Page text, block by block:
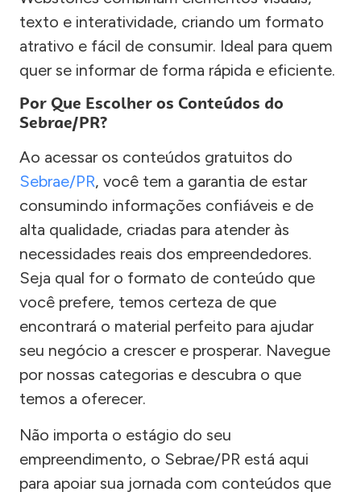
texto e interatividade, criando um formato
atrativo e fácil de consumir. Ideal para quem
quer se informar de forma rápida e eficiente.
Por Que Escolher os Conteúdos do
Sebrae/PR?
Ao acessar os conteúdos gratuitos do
Sebrae/PR, você tem a garantia de estar
consumindo informações confiáveis e de
alta qualidade, criadas para atender às
necessidades reais dos empreendedores.
Seja qual for o formato de conteúdo que
você prefere, temos certeza de que
encontrará o material perfeito para ajudar
seu negócio a crescer e prosperar. Navegue
por nossas categorias e descubra o que
temos a oferecer.
Não importa o estágio do seu
empreendimento, o Sebrae/PR está aqui
para apoiar sua jornada com conteúdos que